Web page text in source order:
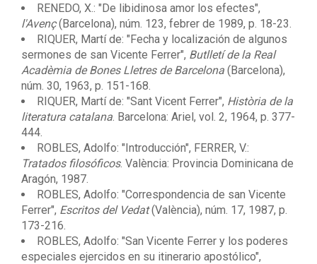
RENEDO, X.: "De libidinosa amor los efectes",
l'Avenç(Barcelona), núm. 123, febrer de 1989, p. 18-23.
RIQUER, Martí de: "Fecha y localización de algunos
sermones de san Vicente Ferrer", Butlletí de la Real
Acadèmia de Bones Lletres de Barcelona (Barcelona),
núm. 30, 1963, p. 151-168.
RIQUER, Martí de: "Sant Vicent Ferrer", Història de la
literatura catalana . Barcelona: Ariel, vol. 2, 1964, p. 377-
444.
ROBLES, Adolfo: "Introducción", FERRER, V.:
Tratados filosóficos. València: Provincia Dominicana de
Aragón, 1987.
ROBLES, Adolfo: "Correspondencia de san Vicente
Ferrer", Escritos del Vedat(València), núm. 17, 1987, p.
173-216.
ROBLES, Adolfo: "San Vicente Ferrer y los poderes
especiales ejercidos en su itinerario apostólico",